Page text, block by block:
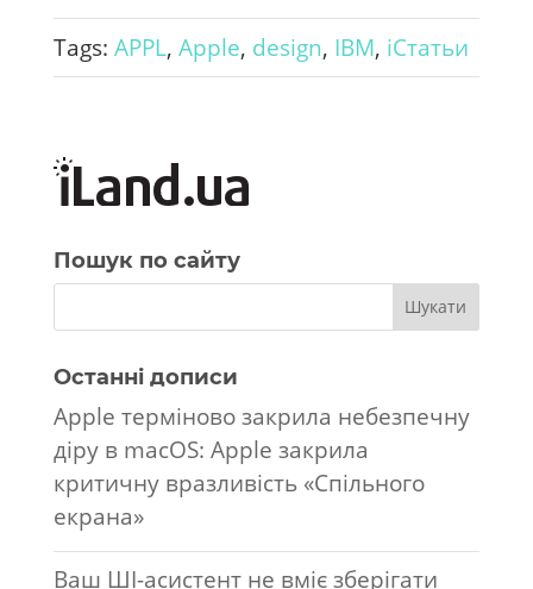
Tags: APPL, Apple, design, IBM, iСтатьи
Пошук по сайту
Останні дописи
Apple терміново закрила небезпечну
діру в macOS: Apple закрила
критичну вразливість «Спільного
екрана»
Ваш ШІ-асистент не вміє зберігати